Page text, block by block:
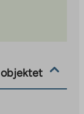
objektet